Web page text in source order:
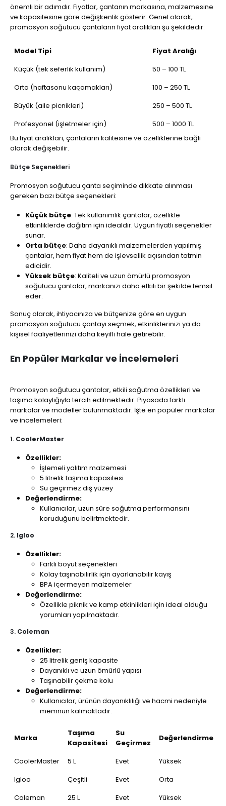
önemli bir adımdır. Fiyatlar, çantanın markasına, malzemesine
ve kapasitesine göre değişkenlik gösterir. Genel olarak,
promosyon soğutucu çantaların fiyat aralıkları şu şekildedir:
Model Tipi
Fiyat Aralığı
Küçük (tek seferlik kullanım)
50 – 100 TL
Orta (haftasonu kaçamakları)
100 – 250 TL
Büyük (aile picnikleri)
250 – 500 TL
Profesyonel (işletmeler için)
500 – 1000 TL
Bu fiyat aralıkları, çantaların kalitesine ve özelliklerine bağlı
olarak değişebilir.
Bütçe Seçenekleri
Promosyon soğutucu çanta seçiminde dikkate alınması
gereken bazı bütçe seçenekleri:
Küçük bütçe: Tek kullanımlık çantalar, özellikle
etkinliklerde dağıtım için idealdir. Uygun fiyatlı seçenekler
sunar.
Orta bütçe: Daha dayanıklı malzemelerden yapılmış
çantalar, hem fiyat hem de işlevsellik açısından tatmin
edicidir.
Yüksek bütçe: Kaliteli ve uzun ömürlü promosyon
soğutucu çantalar, markanızı daha etkili bir şekilde temsil
eder.
Sonuç olarak, ihtiyacınıza ve bütçenize göre en uygun
promosyon soğutucu çantayı seçmek, etkinliklerinizi ya da
kişisel faaliyetlerinizi daha keyifli hale getirebilir.
En Popüler Markalar ve İncelemeleri
Promosyon soğutucu çantalar, etkili soğutma özellikleri ve
taşıma kolaylığıyla tercih edilmektedir. Piyasada farklı
markalar ve modeller bulunmaktadır. İşte en popüler markalar
ve incelemeleri:
1. CoolerMaster
Özellikler:
İşlemeli yalıtım malzemesi
5 litrelik taşıma kapasitesi
Su geçirmez dış yüzey
Değerlendirme:
Kullanıcılar, uzun süre soğutma performansını
koruduğunu belirtmektedir.
2. Igloo
Özellikler:
Farklı boyut seçenekleri
Kolay taşınabilirlik için ayarlanabilir kayış
BPA içermeyen malzemeler
Değerlendirme:
Özellikle piknik ve kamp etkinlikleri için ideal olduğu
yorumları yapılmaktadır.
3. Coleman
Özellikler:
25 litrelik geniş kapasite
Dayanıklı ve uzun ömürlü yapısı
Taşınabilir çekme kolu
Değerlendirme:
Kullanıcılar, ürünün dayanıklılığı ve hacmi nedeniyle
memnun kalmaktadır.
Marka
Taşıma
Kapasitesi
Su
Geçirmez
Değerlendirme
CoolerMaster 5 L Evet
Yüksek
Igloo
Çeşitli Evet
Orta
Coleman
25 L Evet
Yüksek